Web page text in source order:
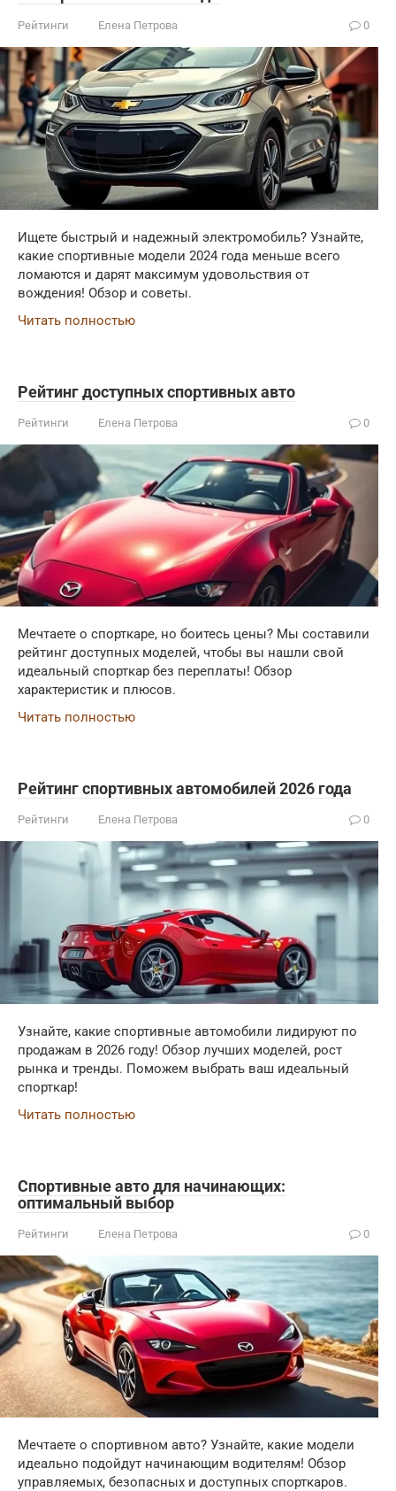
Рейтинги Елена Петрова 0
Ищете быстрый и надежный электромобиль? Узнайте,
какие спортивные модели 2024 года меньше всего
ломаются и дарят максимум удовольствия от
вождения! Обзор и советы.
Читать полностью
Рейтинг доступных спортивных авто
Рейтинги Елена Петрова 0
Мечтаете о спорткаре, но боитесь цены? Мы составили
рейтинг доступных моделей, чтобы вы нашли свой
идеальный спорткар без переплаты! Обзор
характеристик и плюсов.
Читать полностью
Рейтинг спортивных автомобилей 2026 года
Рейтинги Елена Петрова 0
Узнайте, какие спортивные автомобили лидируют по
продажам в 2026 году! Обзор лучших моделей, рост
рынка и тренды. Поможем выбрать ваш идеальный
спорткар!
Читать полностью
Спортивные авто для начинающих:
оптимальный выбор
Рейтинги Елена Петрова 0
Мечтаете о спортивном авто? Узнайте, какие модели
идеально подойдут начинающим водителям! Обзор
управляемых, безопасных и доступных спорткаров.